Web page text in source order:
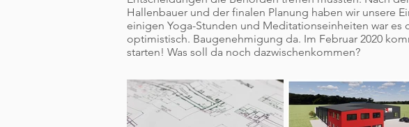
Hallenbauer und der finalen Planung haben wir unsere
einigen Yoga-Stunden und Meditationseinheiten war es
optimistisch. Baugenehmigung da. Im Februar 2020
starten! Was soll da noch dazwischenkommen?